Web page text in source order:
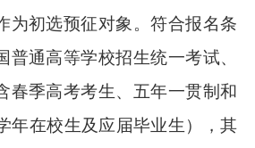
为初选预征对象。符合报名条
普通高等学校招生统一考试、
春季高考考生、五年一贯制和
年在校生及应届毕业生），其